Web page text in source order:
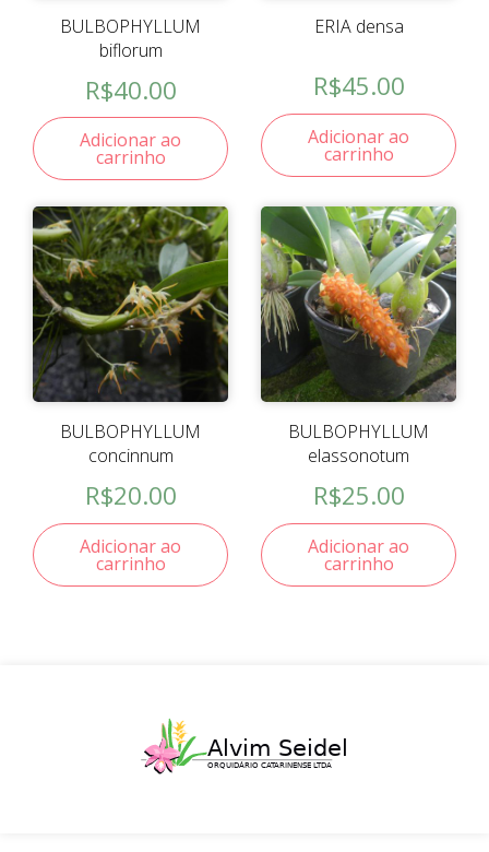
BULBOPHYLLUM
biflorum
R$40.00
Adicionar ao
carrinho
ERIA densa
R$45.00
Adicionar ao
carrinho
BULBOPHYLLUM
concinnum
R$20.00
Adicionar ao
carrinho
BULBOPHYLLUM
elassonotum
R$25.00
Adicionar ao
carrinho